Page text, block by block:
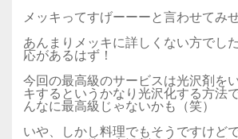
メッキってすげーーーと言わせてみ
あんまりメッキに詳しくない方でし
応があるはず！
今回の最高級のサービスは光沢剤を
キするというかなり光沢化する方法
んなに最高級じゃないかも（笑）
いや、しかし料理でもそうですけど